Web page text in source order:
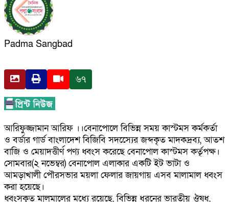
Padma Sangbad
৬৭
আরিফুজ্জামান আরিফ ।।বেনাপোলে বিভিন্ন সময় কাস্টমস কর্মকর্তা
ও বর্ডার গার্ড বাংলাদেশ বিজিবি সদস্যেের জব্দকৃত মাদকদ্রব্য, আতশ
বাজি ও মেয়াদত্তীর্ণ পণ্য ধ্বংস করেছে বেনাপোল কাস্টমস কর্তৃপক্ষ।
সোমবার(২ নভেম্বর) বেনাপোল এলাকার একটি ইট ভাটা ও
আমড়াখালী পৌরসভার ময়লা ফেলার জায়গায় এসব মালামাল ধ্বংস
করা হয়েছে।
ধ্বংসকৃত মালমালের মধ্যে রয়েছে, বিভিন্ন ধরনের ভারতীয় ঔষধ,